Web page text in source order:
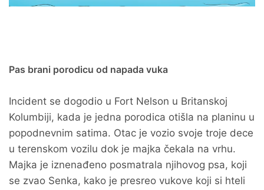
Pas brani porodicu od napada vuka
Incident se dogodio u Fort Nelson u Britanskoj
Kolumbiji, kada je jedna porodica otišla na planinu u
popodnevnim satima. Otac je vozio svoje troje dece
u terenskom vozilu dok je majka čekala na vrhu.
Majka je iznenađeno posmatrala njihovog psa, koji
se zvao Senka, kako je presreo vukove koji si hteli